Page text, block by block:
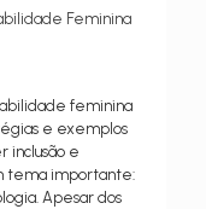
Feminina
feminina
e exemplos
inclusão e
tema importante:
Apesar dos